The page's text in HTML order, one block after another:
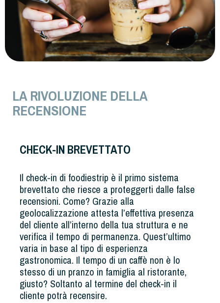
LA RIVOLUZIONE DELLA
RECENSIONE
CHECK-IN BREVETTATO
Il check-in di foodiestrip è il primo sistema
brevettato che riesce a proteggerti dalle false
recensioni. Come? Grazie alla
geolocalizzazione attesta l’effettiva presenza
del cliente all’interno della tua struttura e ne
verifica il tempo di permanenza. Quest’ultimo
varia in base al tipo di esperienza
gastronomica. Il tempo di un caffè non è lo
stesso di un pranzo in famiglia al ristorante,
giusto? Soltanto al termine del check-in il
cliente potrà recensire.